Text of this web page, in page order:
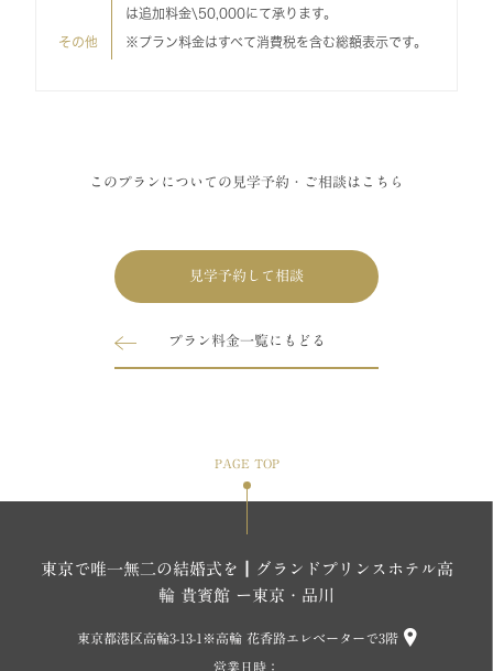
は追加料金\50,000にて承ります。
その他 ※プラン料金はすべて消費税を含む総額表示です。
このプランについての見学予約・ご相談はこちら
見学予約して相談
プラン料金一覧にもどる
PAGE TOP
東京で唯一無二の結婚式を┃グランドプリンスホテル高
輪 貴賓館 ー東京・品川
東京都港区高輪3-13-1※高輪 花香路エレベーターで3階
営業日時：